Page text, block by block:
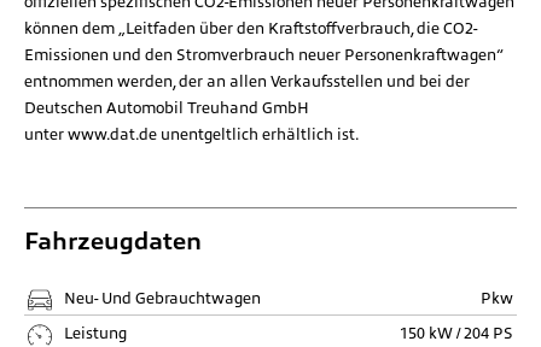
können dem „Leitfaden über den Kraftstoffverbrauch, die CO2-
Emissionen und den Stromverbrauch neuer Personenkraftwagen“
entnommen werden, der an allen Verkaufsstellen und bei der
Deutschen Automobil Treuhand GmbH
unter www.dat.de unentgeltlich erhältlich ist.
Fahrzeugdaten
Neu- Und Gebrauchtwagen
Pkw
Leistung
150 kW / 204 PS